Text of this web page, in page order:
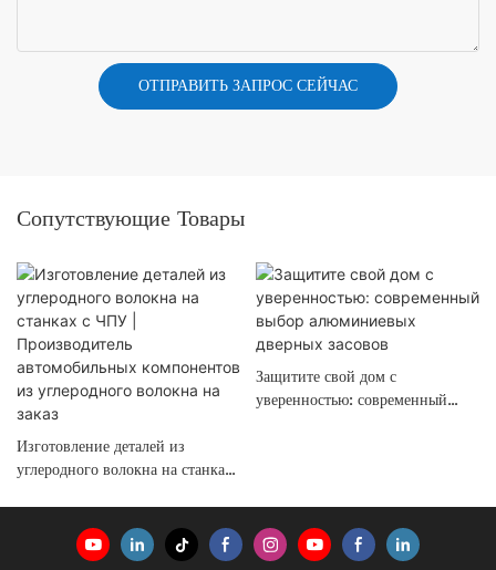
ОТПРАВИТЬ ЗАПРОС СЕЙЧАС
Сопутствующие Товары
Изготовление деталей из
углеродного волокна на станках
углеродного волокна на заказ
Защитите свой дом с
уверенностью: современный